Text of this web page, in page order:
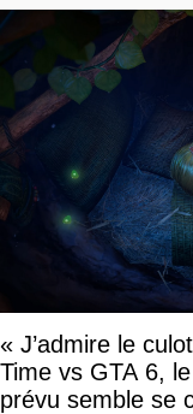
« J’admire le
Time vs GTA 6,
prévu semble se